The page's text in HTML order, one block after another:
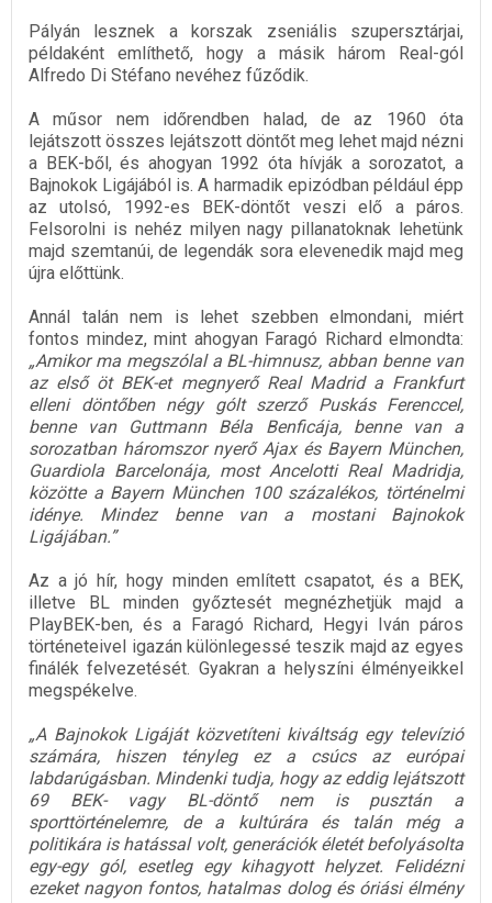
Pályán lesznek a korszak zseniális szupersztárjai,
példaként említhető, hogy a másik három Real-gól
Alfredo Di Stéfano nevéhez fűződik.
A műsor nem időrendben halad, de az 1960 óta
lejátszott összes lejátszott döntőt meg lehet majd nézni
a BEK-ből, és ahogyan 1992 óta hívják a sorozatot, a
Bajnokok Ligájából is. A harmadik epizódban például épp
az utolsó, 1992-es BEK-döntőt veszi elő a páros.
Felsorolni is nehéz milyen nagy pillanatoknak lehetünk
majd szemtanúi, de legendák sora elevenedik majd meg
újra előttünk.
Annál talán nem is lehet szebben elmondani, miért
fontos mindez, mint ahogyan Faragó Richard elmondta:
„Amikor ma megszólal a BL-himnusz, abban benne van
az első öt BEK-et megnyerő Real Madrid a Frankfurt
elleni döntőben négy gólt szerző Puskás Ferenccel,
benne van Guttmann Béla Benficája, benne van a
sorozatban háromszor nyerő Ajax és Bayern München,
Guardiola Barcelonája, most Ancelotti Real Madridja,
közötte a Bayern München 100 százalékos, történelmi
idénye. Mindez benne van a mostani Bajnokok
Ligájában.”
Az a jó hír, hogy minden említett csapatot, és a BEK,
illetve BL minden győztesét megnézhetjük majd a
PlayBEK-ben, és a Faragó Richard, Hegyi Iván páros
történeteivel igazán különlegessé teszik majd az egyes
finálék felvezetését. Gyakran a helyszíni élményeikkel
megspékelve.
„A Bajnokok Ligáját közvetíteni kiváltság egy televízió
számára, hiszen tényleg ez a csúcs az európai
labdarúgásban. Mindenki tudja, hogy az eddig lejátszott
69 BEK- vagy BL-döntő nem is pusztán a
sporttörténelemre, de a kultúrára és talán még a
politikára is hatással volt, generációk életét befolyásolta
egy-egy gól, esetleg egy kihagyott helyzet. Felidézni
ezeket nagyon fontos, hatalmas dolog és óriási élmény